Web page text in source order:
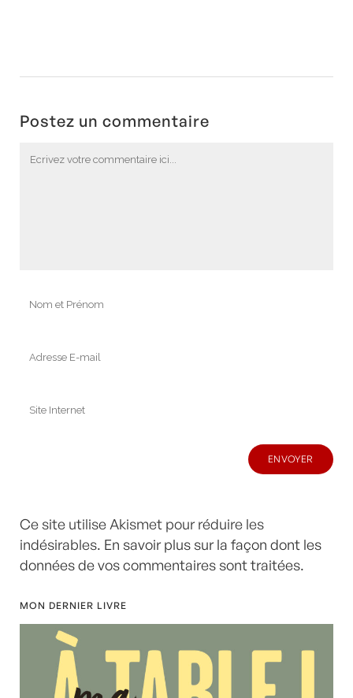
Postez un commentaire
Ce site utilise Akismet pour réduire les
indésirables. En savoir plus sur la façon dont les
données de vos commentaires sont traitées.
MON DERNIER LIVRE